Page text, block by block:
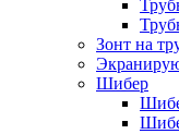
Зонт на
Шибер